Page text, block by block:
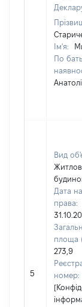
Ім'я:
По
5
Вид
Дата
права:
площа
273,9
номер: